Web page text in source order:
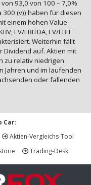
93,0 von 100 – 7,0%
300 (v)) haben für diesen
einem hohen Value-
EV/EBITDA, EV/EBIT
Weiterhin fällt
Dividend auf. Aktien mit
zu relativ niedrigen
Jahren und im laufenden
oder fallenden
Car:
Aktien-Vergleichs-Tool
Trading-Desk